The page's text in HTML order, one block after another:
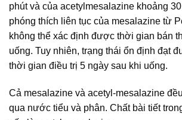
phút và của acetylmesalazine khoảng
phóng thích liên tục của mesalazine từ
không thể xác định được thời gian bán
uống. Tuy nhiên, trạng thái ổn định đạt
thời gian điều trị 5 ngày sau khi uống.
Cả mesalazine và acetyl-mesalazine
qua nước tiểu và phân. Chất bài tiết